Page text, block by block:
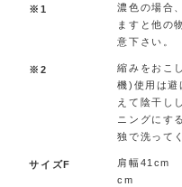
※1
濃色の場合
ますと他の
意下さい。
※2
縮みをおこ
機)使用は避
えて陰干し
ニングにす
独で洗って
サイズF
肩幅41cm
cm